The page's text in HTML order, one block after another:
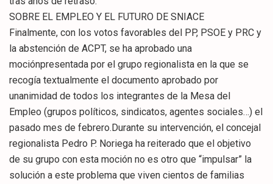
SOBRE EL EMPLEO Y EL FUTURO DE SNIACE
Finalmente, con los votos favorables del PP, PSOE y PRC y
la abstención de ACPT, se ha aprobado una
mociónpresentada por el grupo regionalista en la que se
recogía textualmente el documento aprobado por
unanimidad de todos los integrantes de la Mesa del
Empleo (grupos políticos, sindicatos, agentes sociales…) el
pasado mes de febrero.Durante su intervención, el concejal
regionalista Pedro P. Noriega ha reiterado que el objetivo
de su grupo con esta moción no es otro que “impulsar” la
solución a este problema que viven cientos de familias